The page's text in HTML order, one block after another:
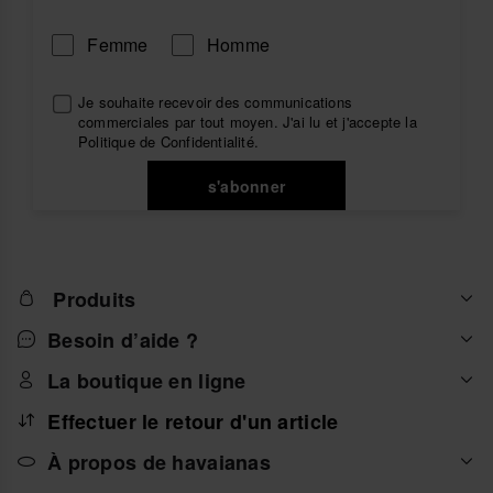
avec havaianas et trouve ton bonheur parmi nos
sandales pour femme
Femme Homme
Je souhaite recevoir des communications
commerciales par tout moyen. J'ai lu et j'accepte la
Politique de Confidentialité.
s'abonner
Produits
Besoin d’aide ?
La boutique en ligne
Effectuer le retour d'un article
À propos de havaianas